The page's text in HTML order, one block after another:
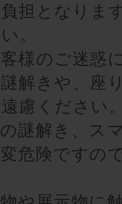
担となりま
。
客様のご迷惑
解きや、座
慮ください
の謎解き、ス
危険ですの